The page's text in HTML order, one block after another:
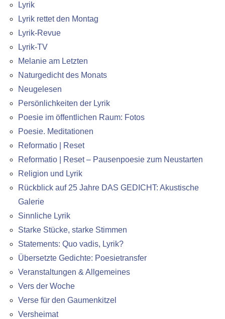
Lyrik
Lyrik rettet den Montag
Lyrik-Revue
Lyrik-TV
Melanie am Letzten
Naturgedicht des Monats
Neugelesen
Persönlichkeiten der Lyrik
Poesie im öffentlichen Raum: Fotos
Poesie. Meditationen
Reformatio | Reset
Reformatio | Reset – Pausenpoesie zum Neustarten
Religion und Lyrik
Rückblick auf 25 Jahre DAS GEDICHT: Akustische
Galerie
Sinnliche Lyrik
Starke Stücke, starke Stimmen
Statements: Quo vadis, Lyrik?
Übersetzte Gedichte: Poesietransfer
Veranstaltungen & Allgemeines
Vers der Woche
Verse für den Gaumenkitzel
Versheimat